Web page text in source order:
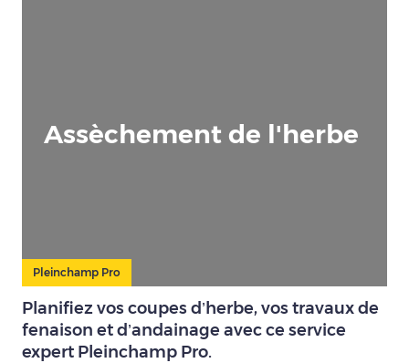
Assèchement de l'herbe
Pleinchamp Pro
Planifiez vos coupes d’herbe, vos travaux de
fenaison et d’andainage avec ce service
expert Pleinchamp Pro.